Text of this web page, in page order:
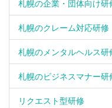
札幌の企業・団体向け研
札幌のクレーム対応研修
札幌のメンタルヘルス研
札幌のビジネスマナー研
リクエスト型研修